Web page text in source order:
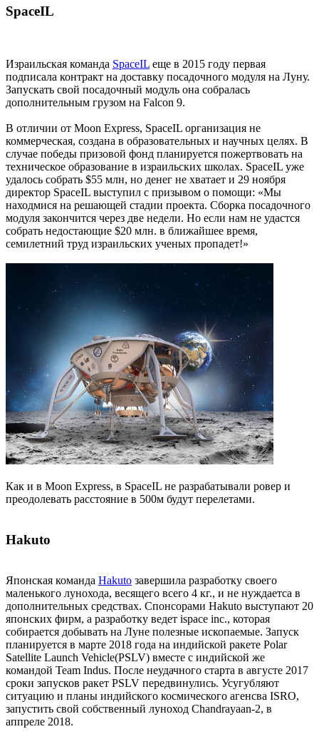
SpaceIL
Израильская команда SpaceIL еще в 2015 году первая
подписала контракт на доставку посадочного модуля на Луну.
Запускать свой посадочный модуль она собралась
дополнительным грузом на Falcon 9.
В отличии от Moon Express, SpaceIL организация не
коммерческая, создана в образовательных и научных целях. В
случае победы призовой фонд планируется пожертвовать на
техническое образование в израильских школах. SpaceIL уже
удалось собрать $55 млн, но денег не хватает и 29 ноября
директор SpaceIL выступил с призывом о помощи: «Мы
находмися на решающей стадии проекта. Сборка посадочного
модуля закончится через две недели. Но если нам не удастся
собрать недостающие $20 млн. в ближайшее время,
семилетний труд израильских ученых пропадет!»
Как и в Moon Express, в SpaceIL не разрабатывали ровер и
преодолевать расстояние в 500м будут перелетами.
Hakuto
Японская команда Hakuto завершила разработку своего
маленького лунохода, весящего всего 4 кг., и не нуждаетса в
дополнительных средствах. Спонсорами Hakuto выступают 20
японских фирм, а разработку ведет ispace inc., которая
собирается добывать на Луне полезные ископаемые. Запуск
планируется в марте 2018 года на индийской ракете Polar
Satellite Launch Vehicle(PSLV) вместе с индийской же
командой Team Indus. После неудачного старта в августе 2017
сроки запусков ракет PSLV передвинулись. Усугубляют
ситуацию и планы индийского космического агенсва ISRO,
запустить свой собственный луноход Chandrayaan-2, в
аппреле 2018.